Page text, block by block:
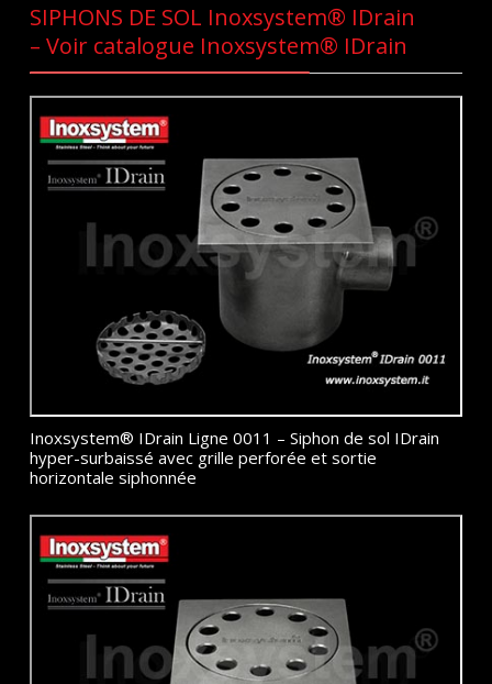
SIPHONS DE SOL Inoxsystem® IDrain
– Voir catalogue Inoxsystem® IDrain
Inoxsystem® IDrain Ligne 0011 – Siphon de sol IDrain
hyper-surbaissé avec grille perforée et sortie
horizontale siphonnée